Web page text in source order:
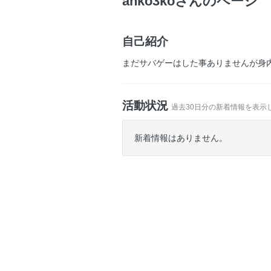
自己紹介
まだサバゲーはした事ありませんが身
活動状況 過去30日分の新着情報を表示
新着情報はありません。